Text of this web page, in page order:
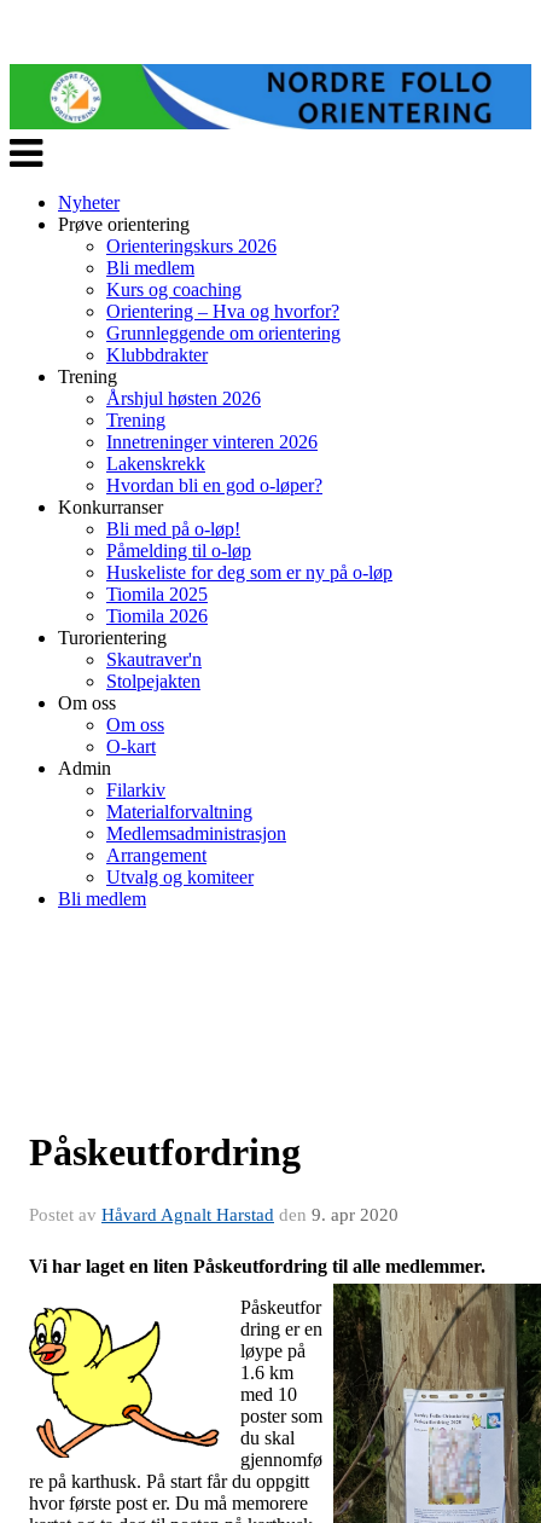
Veksle
navigasjon
Nyheter
Prøve orientering
Orienteringskurs 2026
Bli medlem
Kurs og coaching
Orientering – Hva og hvorfor?
Grunnleggende om orientering
Klubbdrakter
Trening
Årshjul høsten 2026
Trening
Innetreninger vinteren 2026
Lakenskrekk
Hvordan bli en god o-løper?
Konkurranser
Bli med på o-løp!
Påmelding til o-løp
Huskeliste for deg som er ny på o-løp
Tiomila 2025
Tiomila 2026
Turorientering
Skautraver'n
Stolpejakten
Om oss
Om oss
O-kart
Admin
Filarkiv
Materialforvaltning
Medlemsadministrasjon
Arrangement
Utvalg og komiteer
Bli medlem
Påskeutfordring
Postet av Håvard Agnalt Harstad den 9. apr 2020
Vi har laget en liten Påskeutfordring til alle medlemmer.
Påskeutfor
dring er en
løype på
1.6 km
med 10
poster som
du skal
gjennomfø
re på karthusk. På start får du oppgitt
hvor første post er. Du må memorere